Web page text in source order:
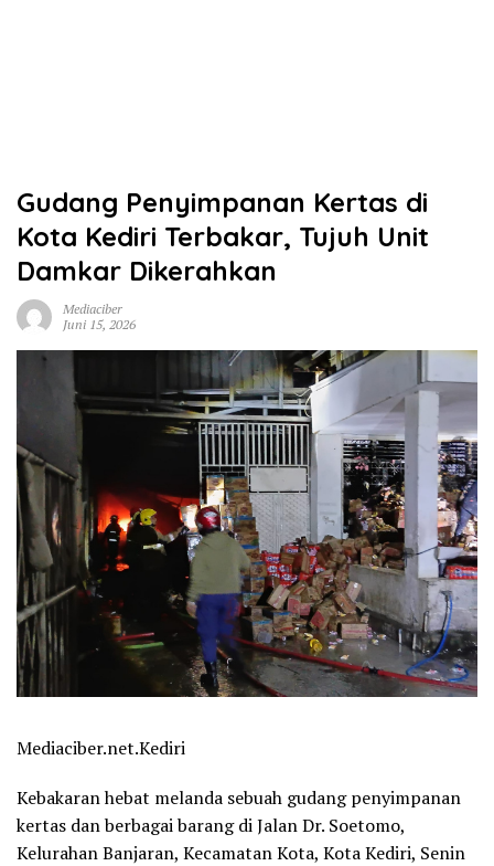
Gudang Penyimpanan Kertas di
Kota Kediri Terbakar, Tujuh Unit
Damkar Dikerahkan
Mediaciber
Juni 15, 2026
Mediaciber.net.Kediri
Kebakaran hebat melanda sebuah gudang penyimpanan
kertas dan berbagai barang di Jalan Dr. Soetomo,
Kelurahan Banjaran, Kecamatan Kota, Kota Kediri, Senin